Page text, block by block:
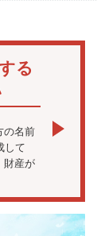
る
の名前
して
財産が